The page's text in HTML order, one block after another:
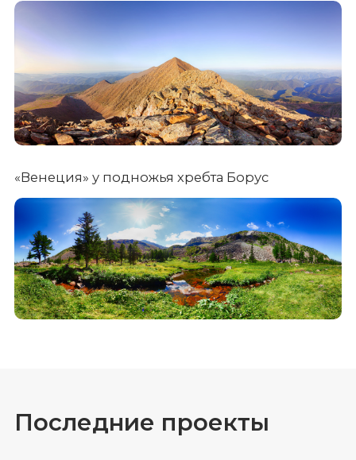
«Венеция» у подножья хребта Борус
Последние проекты